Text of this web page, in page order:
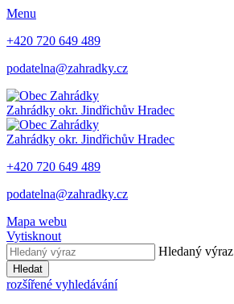
Menu
+420 720 649 489
podatelna@zahradky.cz
Zahrádky okr. Jindřichův Hradec
Zahrádky okr. Jindřichův Hradec
+420 720 649 489
podatelna@zahradky.cz
Mapa webu
Vytisknout
Hledaný výraz
Hledat
rozšířené vyhledávání